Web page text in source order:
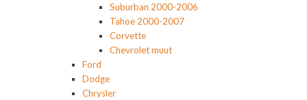
Suburban 2000-2006
Tahoe 2000-2007
Corvette
Chevrolet muut
Ford
Dodge
Chrysler